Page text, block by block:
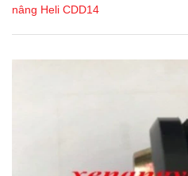
nâng Heli CDD14